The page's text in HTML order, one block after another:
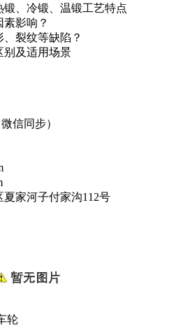
、冷锻、温锻工艺特点
影响？
裂纹等缺陷？
别及适用场景
信同步）
家河子付家沟112号
轮